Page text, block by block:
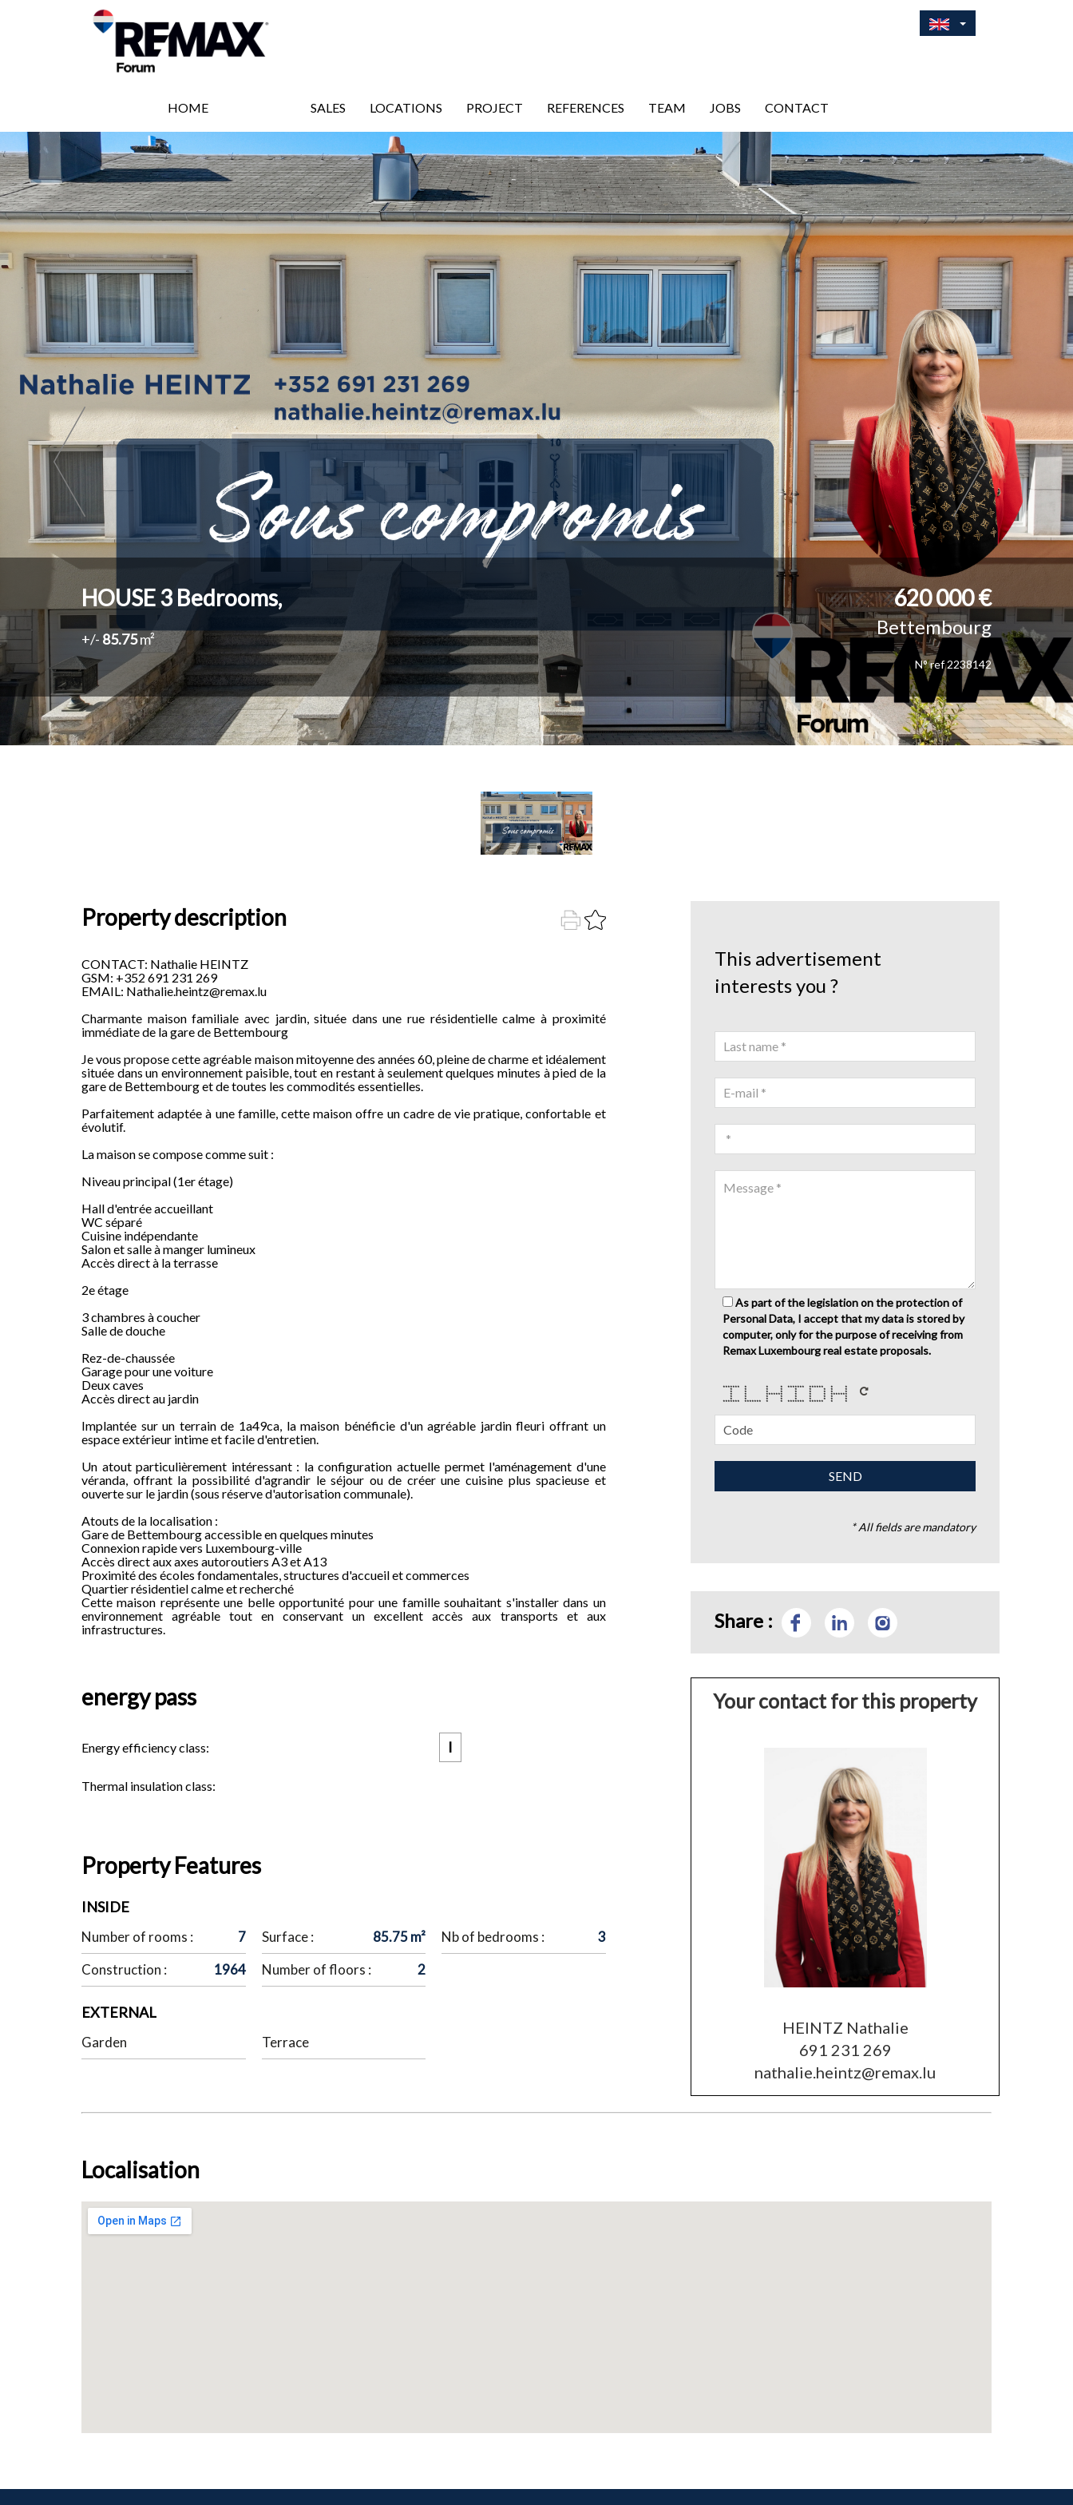
HOME SALES LOCATIONS PROJECT REFERENCES TEAM JOBS CONTACT
HOUSE3Bedrooms,
+/- 85.75m²
620 000 €
Bettembourg
N° ref 2238142
Property description
CONTACT: Nathalie HEINTZ
GSM: +352 691 231 269
EMAIL: Nathalie.heintz@remax.lu
Charmante maison familiale avec jardin, située dans une rue résidentielle calme à proximité
immédiate de la gare de Bettembourg
Je vous propose cette agréable maison mitoyenne des années 60, pleine de charme et idéalement
située dans un environnement paisible, tout en restant à seulement quelques minutes à pied de la
gare de Bettembourg et de toutes les commodités essentielles.
Parfaitement adaptée à une famille, cette maison offre un cadre de vie pratique, confortable et
évolutif.
La maison se compose comme suit :
Niveau principal (1er étage)
Hall d'entrée accueillant
WC séparé
Cuisine indépendante
Salon et salle à manger lumineux
Accès direct à la terrasse
2e étage
3 chambres à coucher
Salle de douche
Rez-de-chaussée
Garage pour une voiture
Deux caves
Accès direct au jardin
Implantée sur un terrain de 1a49ca, la maison bénéficie d'un agréable jardin fleuri offrant un
espace extérieur intime et facile d'entretien.
Un atout particulièrement intéressant : la configuration actuelle permet l'aménagement d'une
véranda, offrant la possibilité d'agrandir le séjour ou de créer une cuisine plus spacieuse et
ouverte sur le jardin (sous réserve d'autorisation communale).
Atouts de la localisation :
Gare de Bettembourg accessible en quelques minutes
Connexion rapide vers Luxembourg-ville
Accès direct aux axes autoroutiers A3 et A13
Proximité des écoles fondamentales, structures d'accueil et commerces
Quartier résidentiel calme et recherché
Cette maison représente une belle opportunité pour une famille souhaitant s'installer dans un
environnement agréable tout en conservant un excellent accès aux transports et aux
infrastructures.
energy pass
Energy efficiency class: I
Thermal insulation class:
Property Features
INSIDE
Number of rooms : 7 Surface : 85.75 m² Nb of bedrooms :
3
Construction :
1964 Number of floors : 2
EXTERNAL
Garden Terrace
This advertisement
interests you ?
As part of the legislation on the protection of
Personal Data, I accept that my data is stored by
computer, only for the purpose of receiving from
Remax Luxembourg real estate proposals.
******* * * * ******* ****** * *
* * * * * * * * *
* * * * * * * * *
* * ******* * * * *******
* * * * * * * * *
* * * * * * * * *
******* ******* * * ******* ****** * *
* All fields are mandatory
Share :
Your contact for this property
HEINTZ Nathalie
691 231 269
nathalie.heintz@remax.lu
Localisation